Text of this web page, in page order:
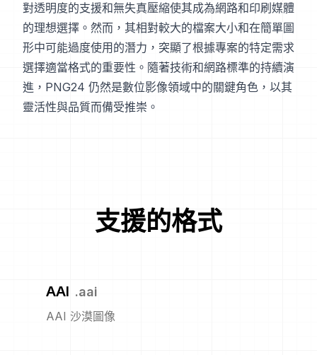
對透明度的支援和無失真壓縮使其成為網路和印刷媒體
的理想選擇。然而，其相對較大的檔案大小和在簡單圖
形中可能過度使用的潛力，突顯了根據專案的特定需求
選擇適當格式的重要性。隨著技術和網路標準的持續演
進，PNG24 仍然是數位影像領域中的關鍵角色，以其
靈活性與品質而備受推崇。
支援的格式
AAI .aai
AAI 沙漠圖像